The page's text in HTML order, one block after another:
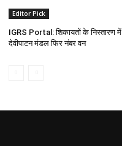
Editor Pick
IGRS Portal: शिकायतों के निस्तारण में
देवीपाटन मंडल फिर नंबर वन